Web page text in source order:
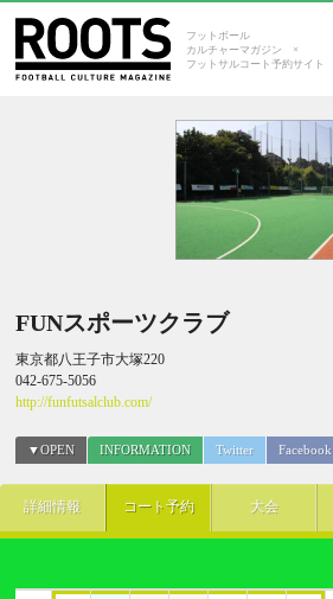
フットボール
カルチャーマガジン ×
フットサルコート予約サイト
FUNスポーツクラブ
東京都八王子市大塚220
042-675-5056
http://funfutsalclub.com/
▼OPEN INFORMATION Twitter Facebook
詳細情報 コート予約 大会